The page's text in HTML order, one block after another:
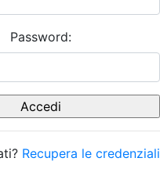
Password:
Recupera le credenziali